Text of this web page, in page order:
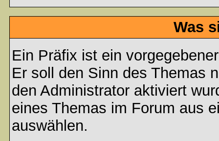
Was
Ein Präfix ist ein
Er soll den Sinn des Themas
den Administrator aktiviert
eines Themas im Forum aus
auswählen.